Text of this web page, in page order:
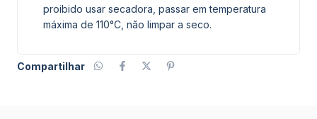
proibido usar secadora, passar em temperatura
máxima de 110°C, não limpar a seco.
Compartilhar